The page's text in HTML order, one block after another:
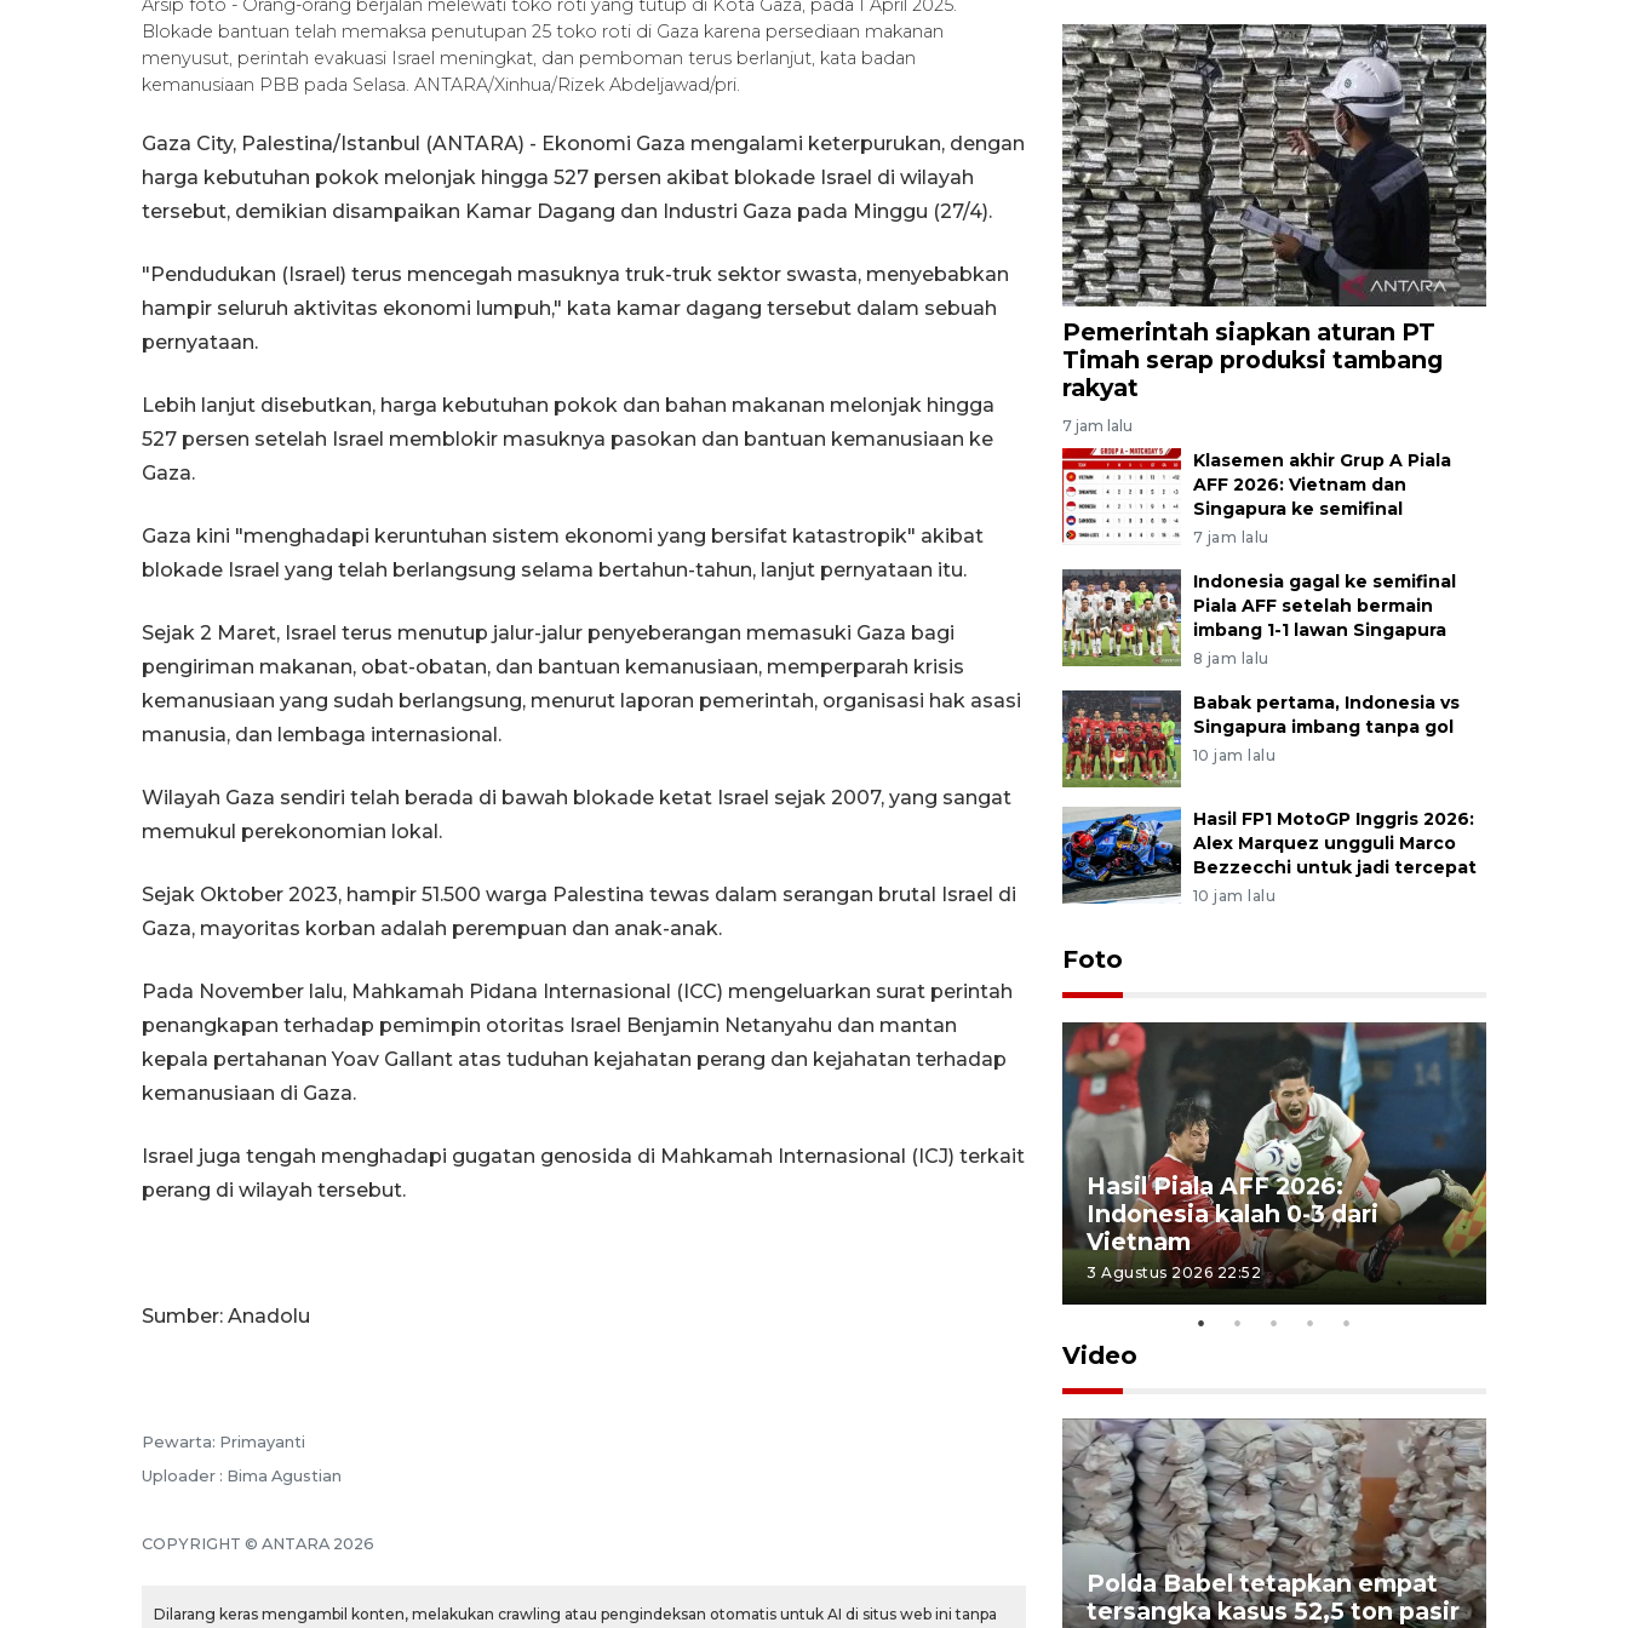
Arsip foto - Orang-orang berjalan melewati toko roti yang tutup di Kota Gaza, pada 1 April 2025.
Blokade bantuan telah memaksa penutupan 25 toko roti di Gaza karena persediaan makanan
menyusut, perintah evakuasi Israel meningkat, dan pemboman terus berlanjut, kata badan
kemanusiaan PBB pada Selasa. ANTARA/Xinhua/Rizek Abdeljawad/pri.
Gaza City, Palestina/Istanbul (ANTARA) - Ekonomi Gaza mengalami keterpurukan, dengan
harga kebutuhan pokok melonjak hingga 527 persen akibat blokade Israel di wilayah
tersebut, demikian disampaikan Kamar Dagang dan Industri Gaza pada Minggu (27/4).
"Pendudukan (Israel) terus mencegah masuknya truk-truk sektor swasta, menyebabkan
hampir seluruh aktivitas ekonomi lumpuh," kata kamar dagang tersebut dalam sebuah
pernyataan.
Lebih lanjut disebutkan, harga kebutuhan pokok dan bahan makanan melonjak hingga
527 persen setelah Israel memblokir masuknya pasokan dan bantuan kemanusiaan ke
Gaza.
Gaza kini "menghadapi keruntuhan sistem ekonomi yang bersifat katastropik" akibat
blokade Israel yang telah berlangsung selama bertahun-tahun, lanjut pernyataan itu.
Sejak 2 Maret, Israel terus menutup jalur-jalur penyeberangan memasuki Gaza bagi
pengiriman makanan, obat-obatan, dan bantuan kemanusiaan, memperparah krisis
kemanusiaan yang sudah berlangsung, menurut laporan pemerintah, organisasi hak asasi
manusia, dan lembaga internasional.
Wilayah Gaza sendiri telah berada di bawah blokade ketat Israel sejak 2007, yang sangat
memukul perekonomian lokal.
Sejak Oktober 2023, hampir 51.500 warga Palestina tewas dalam serangan brutal Israel di
Gaza, mayoritas korban adalah perempuan dan anak-anak.
Pada November lalu, Mahkamah Pidana Internasional (ICC) mengeluarkan surat perintah
penangkapan terhadap pemimpin otoritas Israel Benjamin Netanyahu dan mantan
kepala pertahanan Yoav Gallant atas tuduhan kejahatan perang dan kejahatan terhadap
kemanusiaan di Gaza.
Israel juga tengah menghadapi gugatan genosida di Mahkamah Internasional (ICJ) terkait
perang di wilayah tersebut.
Sumber: Anadolu
Pewarta: Primayanti
Uploader : Bima Agustian
COPYRIGHT © ANTARA 2026
Dilarang keras mengambil konten, melakukan crawling atau pengindeksan otomatis untuk AI di situs web ini tanpa
Pemerintah siapkan aturan PT
Timah serap produksi tambang
rakyat
7 jam lalu
Klasemen akhir Grup A Piala
AFF 2026: Vietnam dan
Singapura ke semifinal
7 jam lalu
Indonesia gagal ke semifinal
Piala AFF setelah bermain
imbang 1-1 lawan Singapura
8 jam lalu
Babak pertama, Indonesia vs
Singapura imbang tanpa gol
10 jam lalu
Hasil FP1 MotoGP Inggris 2026:
Alex Marquez ungguli Marco
Bezzecchi untuk jadi tercepat
10 jam lalu
Foto
Hasil Piala AFF 2026:
Indonesia kalah 0-3 dari
Vietnam
3 Agustus 2026 22:52
Video
siagakan air bersih hadapi
Polda Babel tetapkan empat
tersangka kasus 52,5 ton pasir